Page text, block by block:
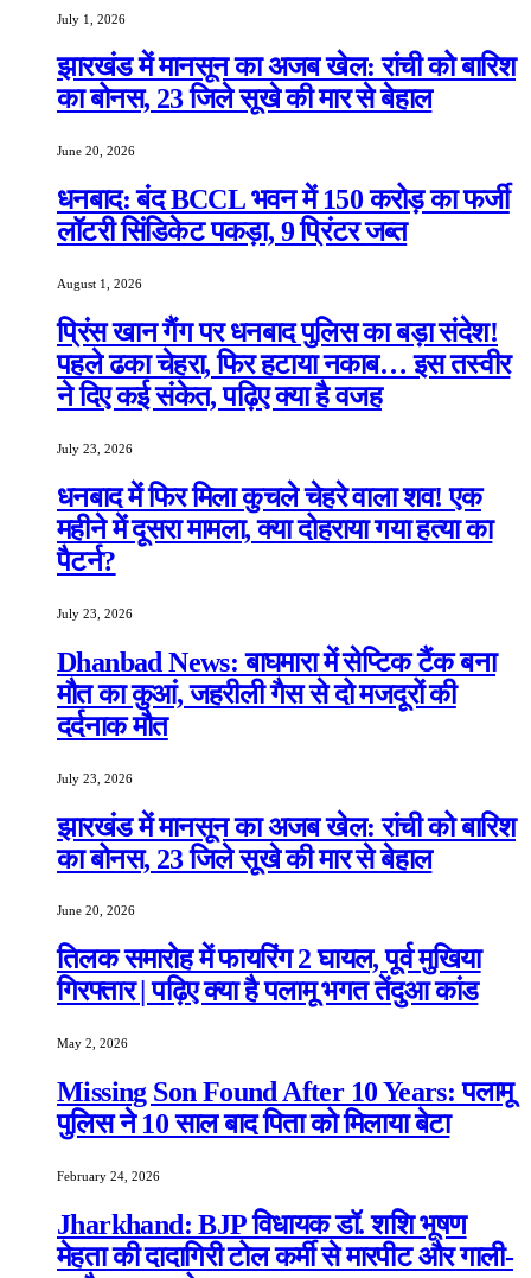
July 1, 2026
झारखंड में मानसून का अजब खेल: रांची को बारिश
का बोनस, 23 जिले सूखे की मार से बेहाल
June 20, 2026
धनबाद: बंद BCCL भवन में 150 करोड़ का फर्जी
लॉटरी सिंडिकेट पकड़ा, 9 प्रिंटर जब्त
August 1, 2026
प्रिंस खान गैंग पर धनबाद पुलिस का बड़ा संदेश!
पहले ढका चेहरा, फिर हटाया नकाब… इस तस्वीर
ने दिए कई संकेत, पढ़िए क्या है वजह
July 23, 2026
धनबाद में फिर मिला कुचले चेहरे वाला शव! एक
महीने में दूसरा मामला, क्या दोहराया गया हत्या का
पैटर्न?
July 23, 2026
Dhanbad News: बाघमारा में सेप्टिक टैंक बना
मौत का कुआं, जहरीली गैस से दो मजदूरों की
दर्दनाक मौत
July 23, 2026
झारखंड में मानसून का अजब खेल: रांची को बारिश
का बोनस, 23 जिले सूखे की मार से बेहाल
June 20, 2026
तिलक समारोह में फायरिंग 2 घायल, पूर्व मुखिया
गिरफ्तार | पढ़िए क्या है पलामू भगत तेंदुआ कांड
May 2, 2026
Missing Son Found After 10 Years: पलामू
पुलिस ने 10 साल बाद पिता को मिलाया बेटा
February 24, 2026
Jharkhand: BJP विधायक डॉ. शशि भूषण
मेहता की दादागिरी टोल कर्मी से मारपीट और गाली-